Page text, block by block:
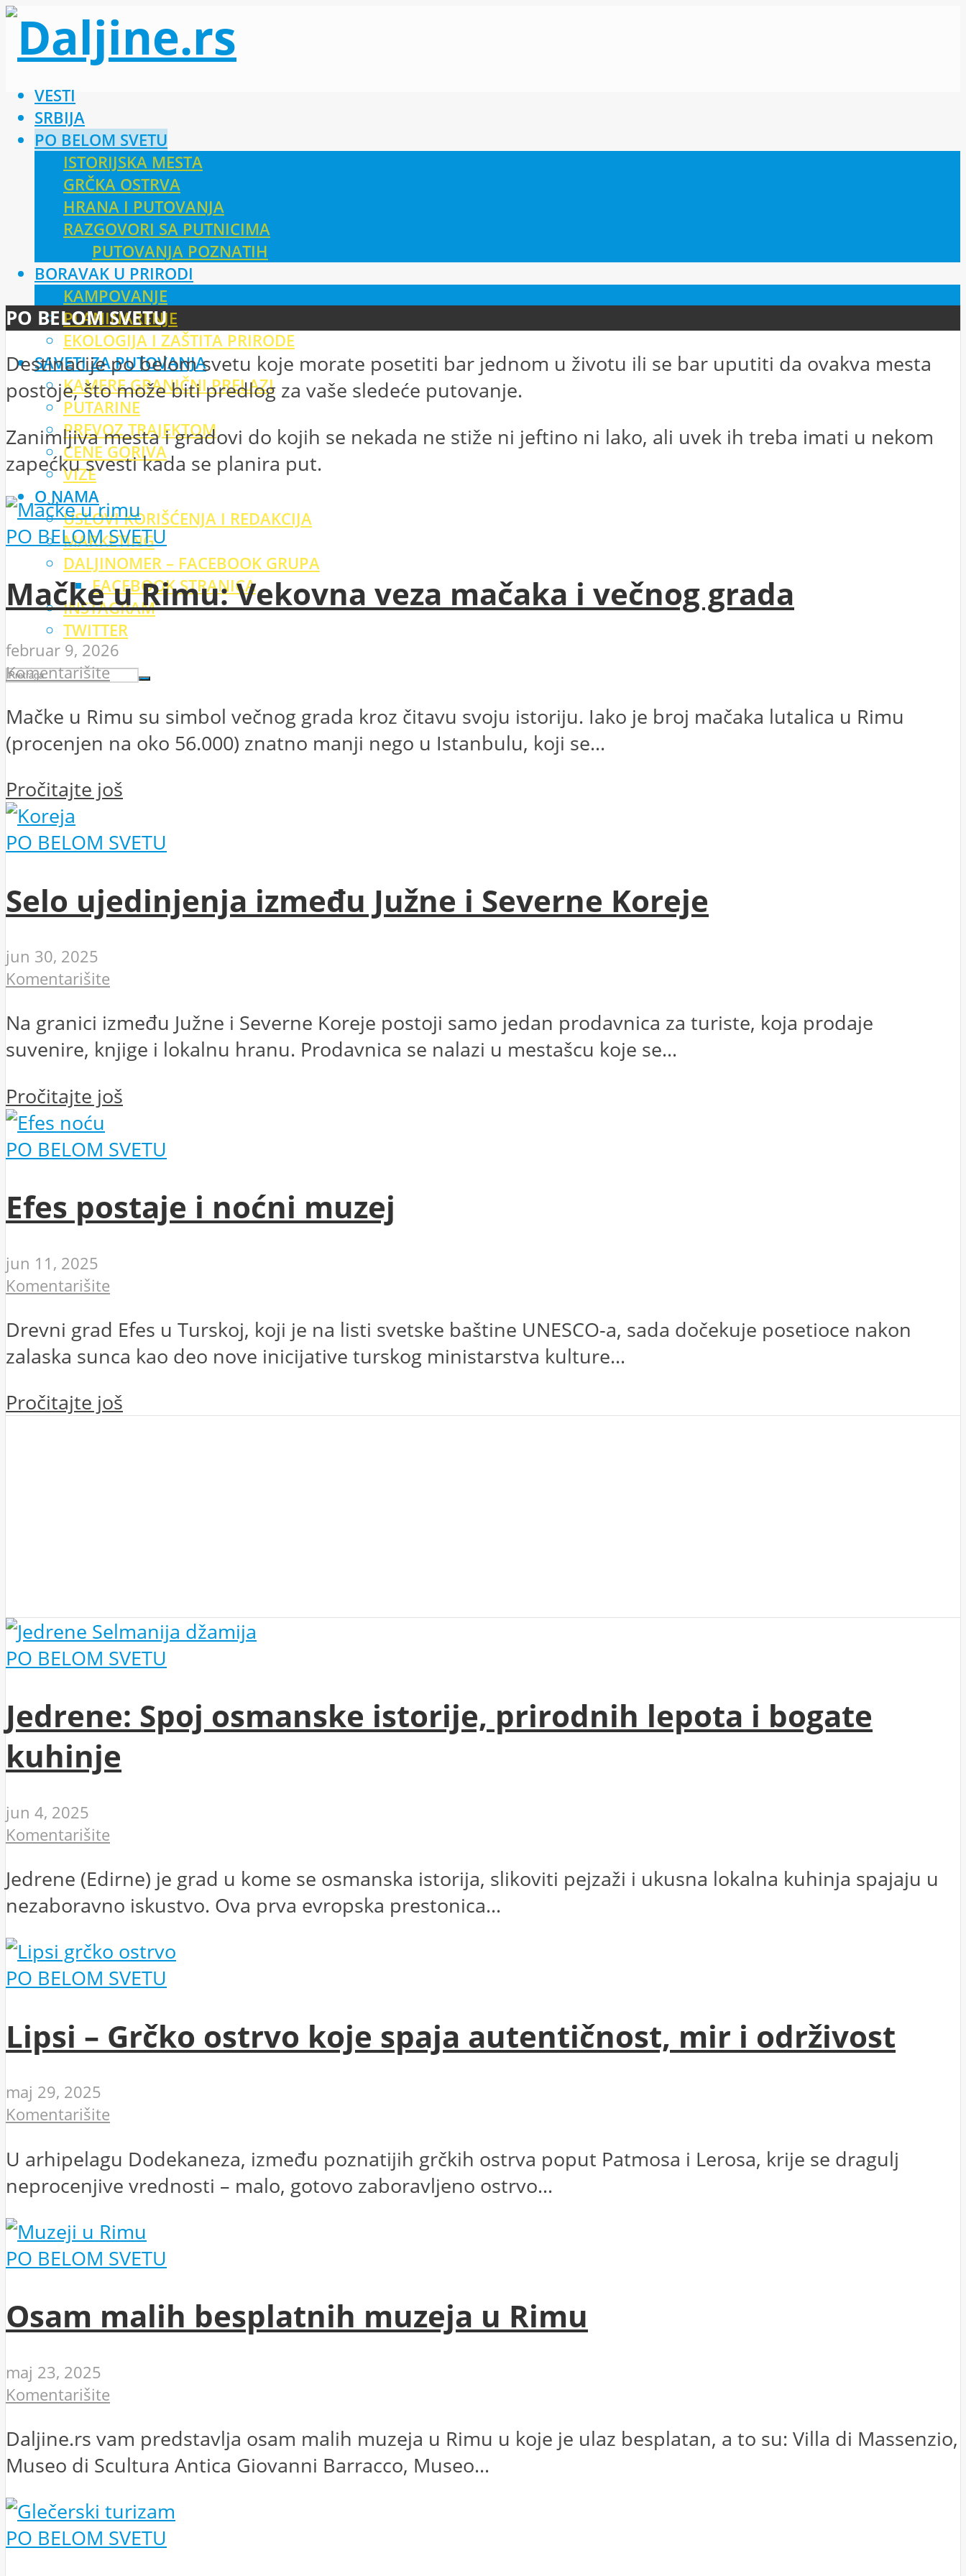
VESTI
SRBIJA
PO BELOM SVETU
ISTORIJSKA MESTA
GRČKA OSTRVA
HRANA I PUTOVANJA
RAZGOVORI SA PUTNICIMA
PUTOVANJA POZNATIH
BORAVAK U PRIRODI
KAMPOVANJE
PLANINARENJE
EKOLOGIJA I ZAŠTITA PRIRODE
SAVETI ZA PUTOVANJA
KAMERE GRANIČNI PRELAZI
PUTARINE
PREVOZ TRAJEKTOM
CENE GORIVA
VIZE
O NAMA
USLOVI KORIŠĆENJA I REDAKCIJA
MARKETING
DALJINOMER – FACEBOOK GRUPA
FACEBOOK STRANICA
INSTAGRAM
TWITTER
PO BELOM SVETU
Destinacije po belom svetu koje morate posetiti bar jednom u životu ili se bar uputiti da ovakva mesta
postoje, što može biti predlog za vaše sledeće putovanje.
Zanimljiva mesta i gradovi do kojih se nekada ne stiže ni jeftino ni lako, ali uvek ih treba imati u nekom
zapećku svesti kada se planira put.
PO BELOM SVETU
Mačke u Rimu: Vekovna veza mačaka i večnog grada
februar 9, 2026
Komentarišite
Mačke u Rimu su simbol večnog grada kroz čitavu svoju istoriju. Iako je broj mačaka lutalica u Rimu
(procenjen na oko 56.000) znatno manji nego u Istanbulu, koji se...
Pročitajte još
PO BELOM SVETU
Selo ujedinjenja između Južne i Severne Koreje
jun 30, 2025
Komentarišite
Na granici između Južne i Severne Koreje postoji samo jedan prodavnica za turiste, koja prodaje
suvenire, knjige i lokalnu hranu. Prodavnica se nalazi u mestašcu koje se...
Pročitajte još
PO BELOM SVETU
Efes postaje i noćni muzej
jun 11, 2025
Komentarišite
Drevni grad Efes u Turskoj, koji je na listi svetske baštine UNESCO-a, sada dočekuje posetioce nakon
zalaska sunca kao deo nove inicijative turskog ministarstva kulture...
Pročitajte još
PO BELOM SVETU
Jedrene: Spoj osmanske istorije, prirodnih lepota i bogate
kuhinje
jun 4, 2025
Komentarišite
Jedrene (Edirne) je grad u kome se osmanska istorija, slikoviti pejzaži i ukusna lokalna kuhinja spajaju u
nezaboravno iskustvo. Ova prva evropska prestonica...
PO BELOM SVETU
Lipsi – Grčko ostrvo koje spaja autentičnost, mir i održivost
maj 29, 2025
Komentarišite
U arhipelagu Dodekaneza, između poznatijih grčkih ostrva poput Patmosa i Lerosa, krije se dragulj
neprocenjive vrednosti – malo, gotovo zaboravljeno ostrvo...
PO BELOM SVETU
Osam malih besplatnih muzeja u Rimu
maj 23, 2025
Komentarišite
Daljine.rs vam predstavlja osam malih muzeja u Rimu u koje je ulaz besplatan, a to su: Villa di Massenzio,
Museo di Scultura Antica Giovanni Barracco, Museo...
PO BELOM SVETU